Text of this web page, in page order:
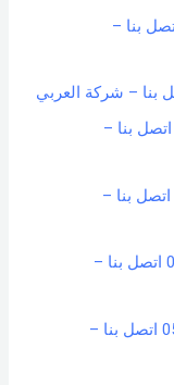
كنب بسكاكا – 0551154864 اتصل بنا –
شركة تنظيف سجاد بسكاكا – 0551154864 اتصل بنا –
شركة تنظيف منازل بسكاكا – 0551154864 اتصل بنا –
شركة تنظيف خزانات بسكاكا – 0551154864 اتصل بنا –
شركة تنظيف مكيفات بسكاكا – 0551154864 اتصل بنا –